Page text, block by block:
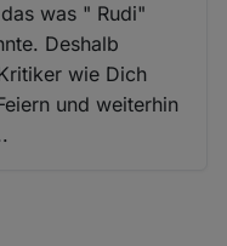
was " Rudi"
Deshalb
wie Dich
und weiterhin